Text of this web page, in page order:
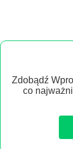
Zdobądź
co